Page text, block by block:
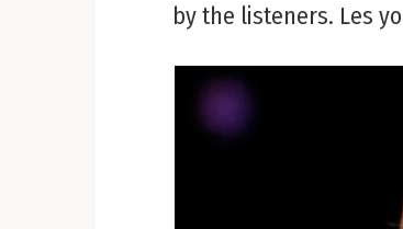
by the listeners. Les